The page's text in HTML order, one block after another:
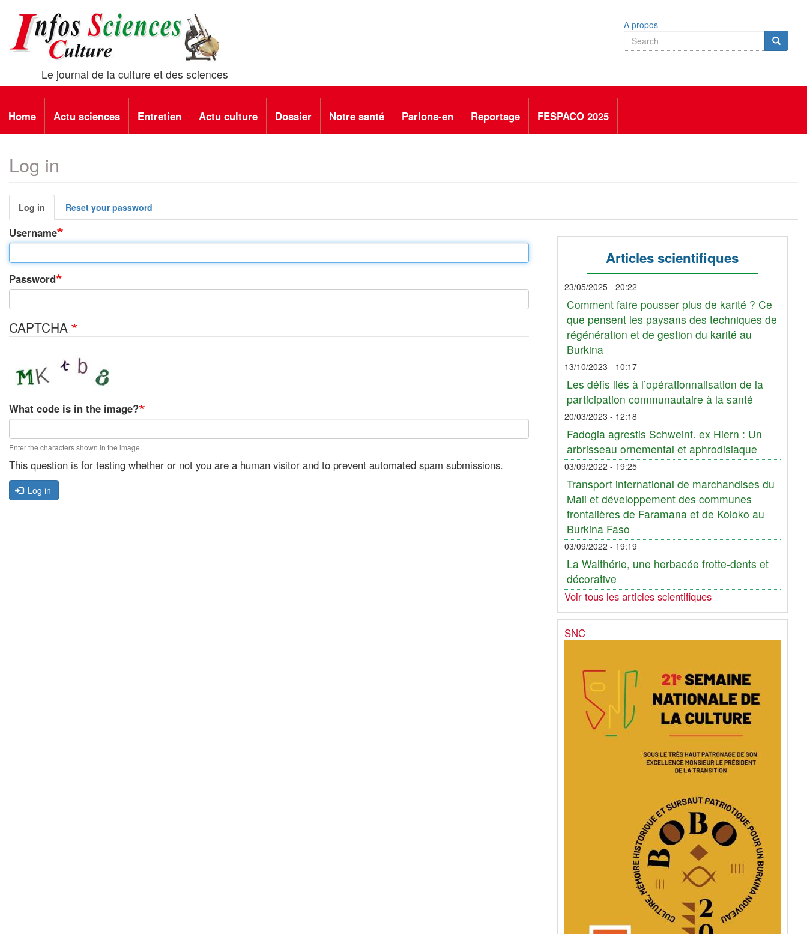
main
content
Le journal de la culture et des sciences
A propos
Search
Search Search
Main
navigation
Home Actu sciences Entretien Actu culture Dossier Notre santé Parlons-en Reportage FESPACO 2025
Log in
Primary
tabs
Log in (active
tab)
Reset your password
Username
Password
CAPTCHA
What code is in the image?
Enter the characters shown in the image.
This question is for testing whether or not you are a human visitor and to prevent automated spam submissions.
Log in
Articles scientifiques
23/05/2025 - 20:22
Comment faire pousser plus de karité ? Ce
que pensent les paysans des techniques de
régénération et de gestion du karité au
Burkina
13/10/2023 - 10:17
Les défis liés à l’opérationnalisation de la
participation communautaire à la santé
20/03/2023 - 12:18
Fadogia agrestis Schweinf. ex Hiern : Un
arbrisseau ornemental et aphrodisiaque
03/09/2022 - 19:25
Transport international de marchandises du
Mali et développement des communes
frontalières de Faramana et de Koloko au
Burkina Faso
03/09/2022 - 19:19
La Walthérie, une herbacée frotte-dents et
décorative
Voir tous les articles scientifiques
SNC